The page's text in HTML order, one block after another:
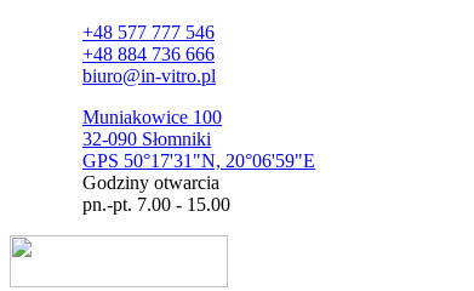
+48 577 777 546
+48 884 736 666
biuro@in-vitro.pl
Muniakowice 100
32-090 Słomniki
GPS 50°17'31"N, 20°06'59"E
Godziny otwarcia
pn.-pt. 7.00 - 15.00